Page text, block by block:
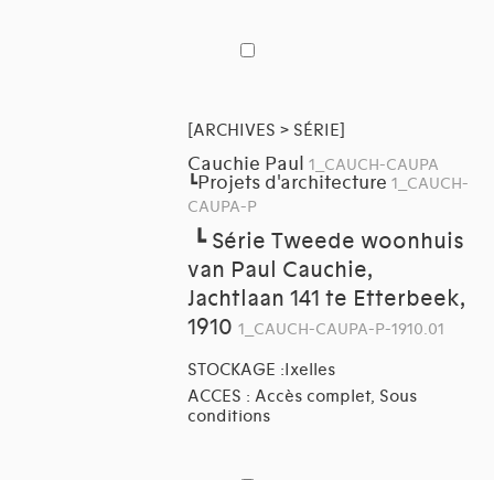
[ARCHIVES > SÉRIE]
Cauchie Paul 1_CAUCH-CAUPA
┗Projets d'architecture 1_CAUCH-
CAUPA-P
┗ Série Tweede woonhuis
van Paul Cauchie,
Jachtlaan 141 te Etterbeek,
1910 1_CAUCH-CAUPA-P-1910.01
STOCKAGE :Ixelles
ACCES : Accès complet, Sous
conditions